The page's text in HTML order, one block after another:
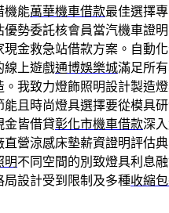
機能萬華機車借款最佳選擇
勢委託核會員當汽機車證
現金救急站借款方案。自動
線上遊戲通博娛樂城滿足所
我致力燈飾照明設計製造
能且時尚燈具選擇要從模具
金皆借貸彰化市機車借款深
直營涼感床墊薪資證明評估
明不同空間的別致燈具利息
設計受到限制及多種收縮